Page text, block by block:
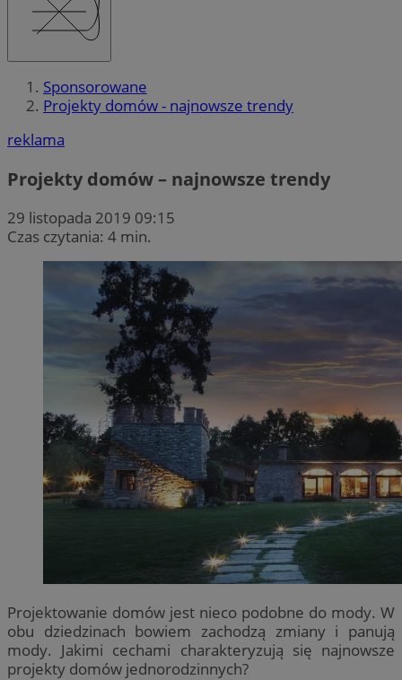
Sponsorowane
Projekty domów - najnowsze trendy
reklama
Projekty domów – najnowsze trendy
29 listopada 2019 09:15
Czas czytania: 4 min.
Projektowanie domów jest nieco podobne do mody. W
obu dziedzinach bowiem zachodzą zmiany i panują
mody. Jakimi cechami charakteryzują się najnowsze
projekty domów jednorodzinnych?